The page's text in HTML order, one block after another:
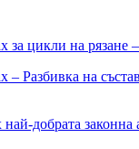
за цикли на рязане
Разбивка на
добрата законна